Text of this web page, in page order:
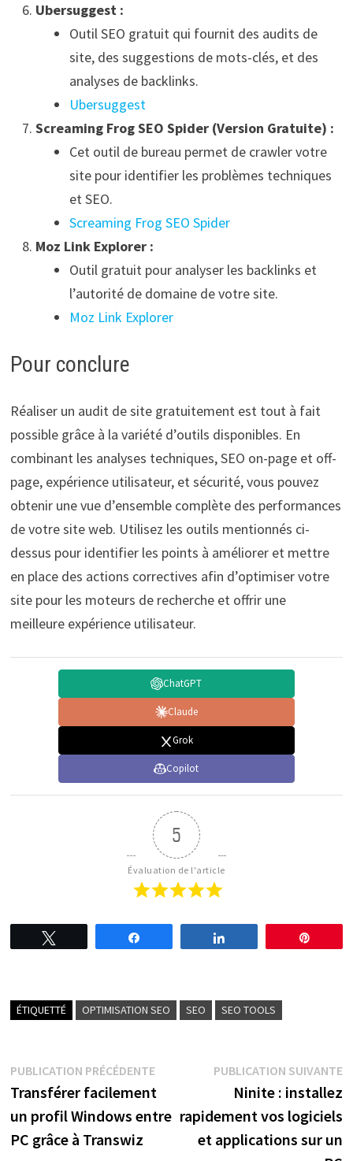
Ubersuggest :
Outil SEO gratuit qui fournit des audits de
site, des suggestions de mots-clés, et des
analyses de backlinks.
Ubersuggest
Screaming Frog SEO Spider (Version Gratuite) :
Cet outil de bureau permet de crawler votre
site pour identifier les problèmes techniques
et SEO.
Screaming Frog SEO Spider
Moz Link Explorer :
Outil gratuit pour analyser les backlinks et
l’autorité de domaine de votre site.
Moz Link Explorer
Pour conclure
Réaliser un audit de site gratuitement est tout à fait
possible grâce à la variété d’outils disponibles. En
combinant les analyses techniques, SEO on-page et off-
page, expérience utilisateur, et sécurité, vous pouvez
obtenir une vue d’ensemble complète des performances
de votre site web. Utilisez les outils mentionnés ci-
dessus pour identifier les points à améliorer et mettre
en place des actions correctives afin d’optimiser votre
site pour les moteurs de recherche et offrir une
meilleure expérience utilisateur.
ChatGPT
Claude
Grok
Copilot
5
Évaluation de l'article
ÉTIQUETTÉ OPTIMISATION SEO SEO SEO TOOLS
Navigation
de
l’article
PUBLICATION PRÉCÉDENTEPublication
précédente :
Transférer facilement
un profil Windows entre
PC grâce à Transwiz
PUBLICATION SUIVANTE
Ninite : installez
rapidement vos logiciels
et applications sur un